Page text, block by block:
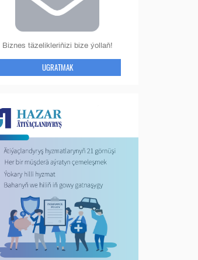
Biznes täzelikleriňizi bize ýollaň!
UGRATMAK